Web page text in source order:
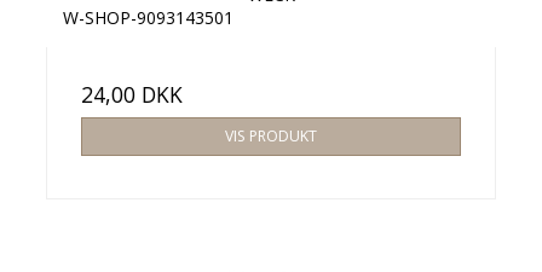
W-SHOP-9093143501
24,00 DKK
VIS PRODUKT